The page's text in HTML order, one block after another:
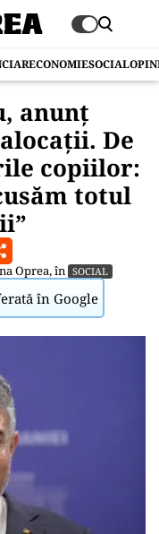
ECONOMIESOCIAL
anunț
De
copiilor:
totul
Oprea, în SOCIAL
în Google